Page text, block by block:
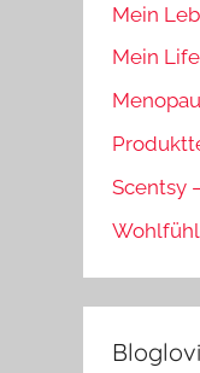
Mein
Mein
Scentsy